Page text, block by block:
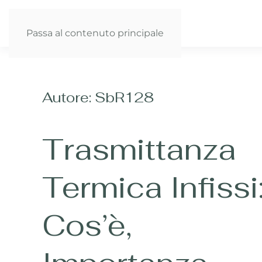
Passa al contenuto principale
Autore: SbR128
Trasmittanza
Termica
Cos’è,